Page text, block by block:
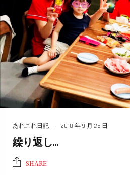
あれこれ日記 2018 年 9 月 25 日
繰り返し…
SHARE